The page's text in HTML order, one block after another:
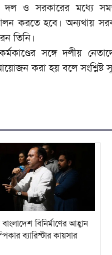
ও সরকারের মধ্যে
করতে হবে। অন্যথায়
তিনি।
সঙ্গে দলীয়
করা হয় বলে সংশ্লিষ্ট
বিনির্মাণের আহ্বান
ব্যারিস্টার কায়সার